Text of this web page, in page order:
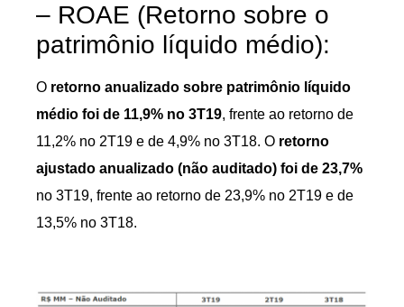
– ROAE (Retorno sobre o
patrimônio líquido médio):
O retorno anualizado sobre patrimônio líquido
médio foi de 11,9% no 3T19, frente ao retorno de
11,2% no 2T19 e de 4,9% no 3T18. O retorno
ajustado anualizado (não auditado) foi de 23,7%
no 3T19, frente ao retorno de 23,9% no 2T19 e de
13,5% no 3T18.